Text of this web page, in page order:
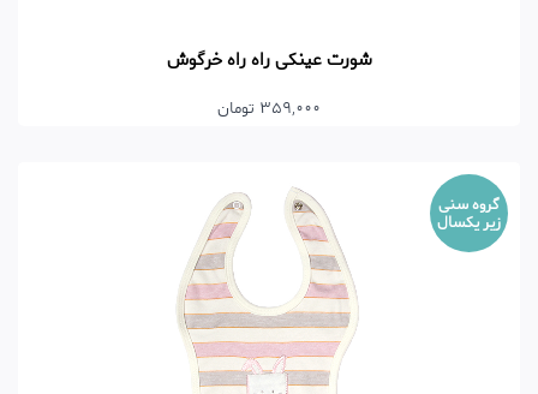
شورت عینکی راه راه خرگوش
359,000 تومان
گروه سنی
زیر یکسال